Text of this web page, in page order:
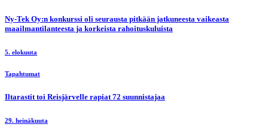
Ny-Tek Oy:n konkurssi oli seurausta pitkään jatkuneesta vaikeasta
maailmantilanteesta ja korkeista rahoituskuluista
5. elokuuta
Tapahtumat
Iltarastit toi Reisjärvelle rapiat 72 suunnistajaa
29. heinäkuuta